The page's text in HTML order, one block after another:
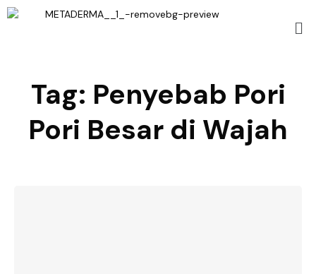
Tag: Penyebab Pori
Pori Besar di Wajah